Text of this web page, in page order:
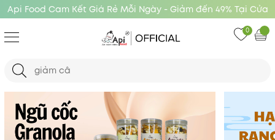
Api Food Cam Kết Giá Rẻ Mỗi Ngày - Giảm đến 49% Tại Cửa
Hàng Api Food
0